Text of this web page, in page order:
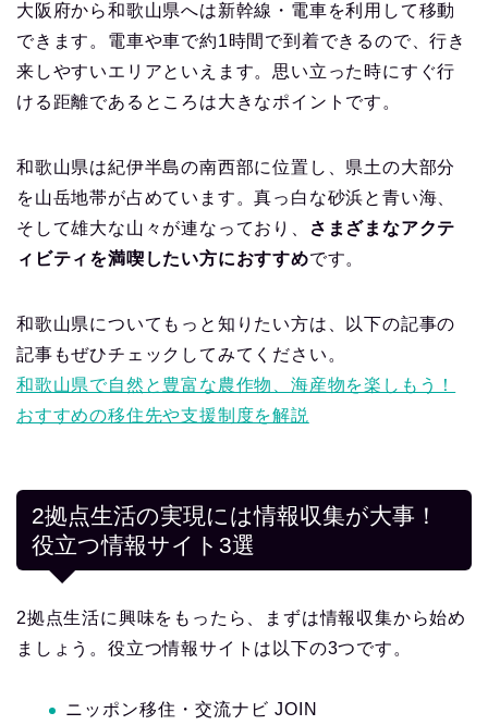
大阪府から和歌山県へは新幹線・電車を利用して移動
できます。電車や車で約1時間で到着できるので、行き
来しやすいエリアといえます。思い立った時にすぐ行
ける距離であるところは大きなポイントです。
和歌山県は紀伊半島の南西部に位置し、県土の大部分
を山岳地帯が占めています。真っ白な砂浜と青い海、
そして雄大な山々が連なっており、
さまざまなアクテ
ィビティを満喫したい方におすすめです。
和歌山県についてもっと知りたい方は、以下の記事の
記事もぜひチェックしてみてください。
和歌山県で自然と豊富な農作物、海産物を楽しもう！
おすすめの移住先や支援制度を解説
2拠点生活の実現には情報収集が大事！
役立つ情報サイト3選
2拠点生活に興味をもったら、まずは情報収集から始め
ましょう。役立つ情報サイトは以下の3つです。
ニッポン移住・交流ナビ JOIN